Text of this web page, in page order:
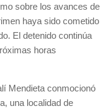
sobre los avances de
haya sido cometido
El detenido continúa
horas
Mendieta conmocionó
una localidad de